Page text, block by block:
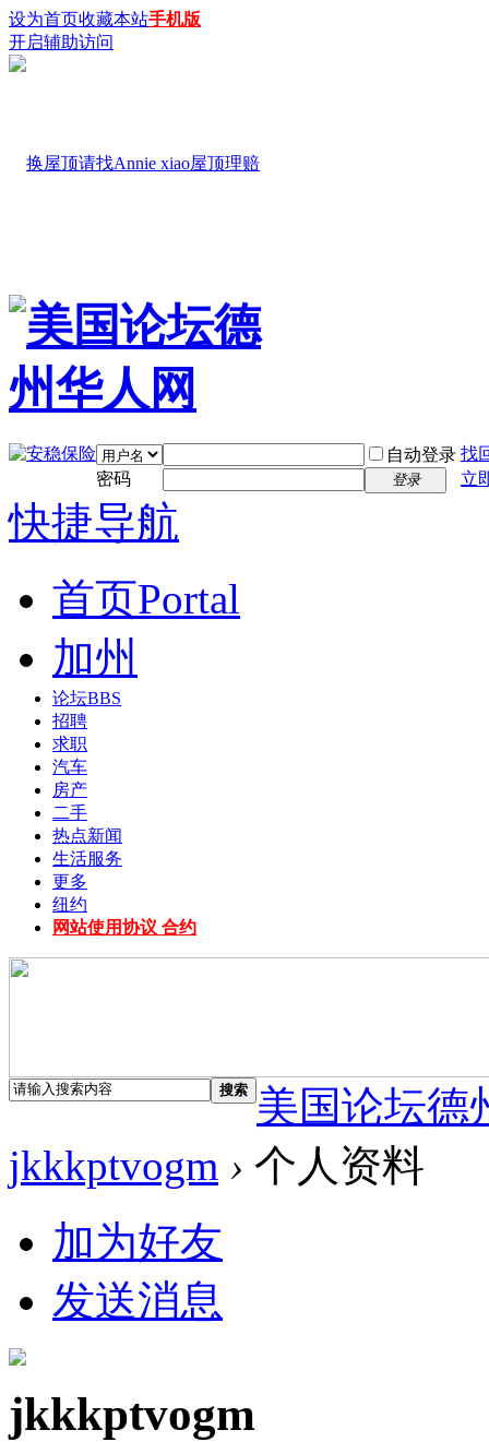
设为首页收藏本站手机版
开启辅助访问
自动登录 找
密码
登录 立
快捷导航
首页Portal
加州
论坛BBS
招聘
求职
汽车
房产
二手
热点新闻
生活服务
更多
纽约
网站使用协议 合约
搜索
美国论坛德
jkkkptvogm › 个人资料
加为好友
发送消息
jkkkptvogm